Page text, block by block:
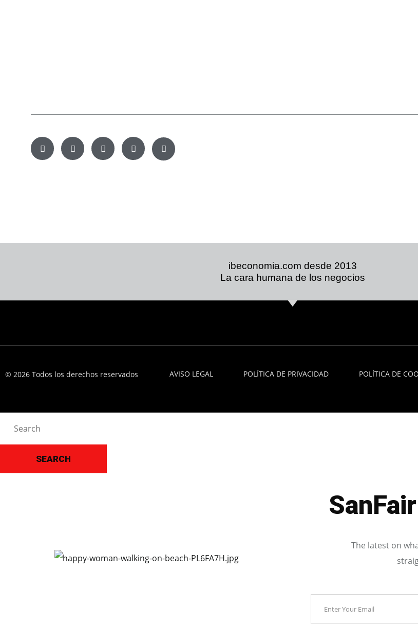
ibeconomia.com desde 2013
La cara humana de los negocios
© 2026 Todos los derechos reservados AVISO LEGAL POLÍTICA DE PRIVACIDAD POLÍTICA DE
SEARCH
The latest on